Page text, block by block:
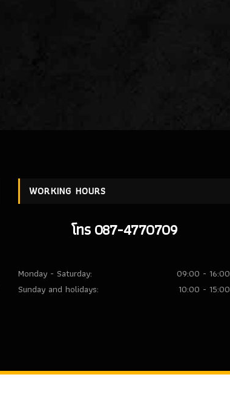
WORKING HOURS
โทร 087-4770709
Monday - Saturday:
09:00 - 16:00
Sunday and holidays:
10:00 - 15:00